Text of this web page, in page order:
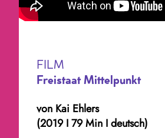
FILM
Freistaat Mittelpunkt
von Kai Ehlers
(2019 I 79 Min I deutsch)